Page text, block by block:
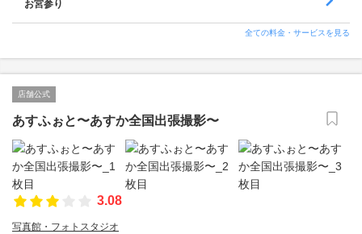
お宮参り
全ての料金・サービスを見る
店舗公式
あすふぉと〜あすか全国出張撮影〜
3.08
写真館・フォトスタジオ